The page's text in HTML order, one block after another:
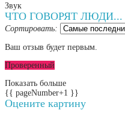
Звук
ЧТО ГОВОРЯТ ЛЮДИ...
Сортировать:
Ваш отзыв будет первым.
Проверенный
Показать больше
{{ pageNumber+1 }}
Оцените картину